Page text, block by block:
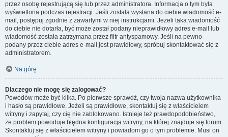
przez osobę rejestrującą się lub przez administratora. Informacja o tym była
wyświetlona podczas rejestracji. Jeśli została wysłana do ciebie wiadomość e-
mail, postępuj zgodnie z zawartymi w niej instrukcjami. Jeżeli taka wiadomość
do ciebie nie dotarła, być może został podany nieprawidłowy adres e-mail lub
wiadomość została zatrzymana przez filtr antyspamowy. Jeśli na pewno
podany przez ciebie adres e-mail jest prawidłowy, spróbuj skontaktować się z
administratorem.
Na górę
Dlaczego nie mogę się zalogować?
Powodów może być kilka. Po pierwsze sprawdź, czy twoja nazwa użytkownika
i hasło są prawidłowe. Jeżeli są prawidłowe, skontaktuj się z właścicielem
witryny i zapytaj, czy cię nie zablokowano. Istnieje też prawdopodobieństwo,
że problem powoduje błędna konfiguracja witryny, na której znajduje się forum.
Skontaktuj się z właścicielem witryny i powiadom go o tym problemie. Musi on